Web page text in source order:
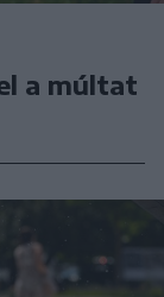
a múltat